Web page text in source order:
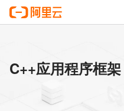
C++应用程序框